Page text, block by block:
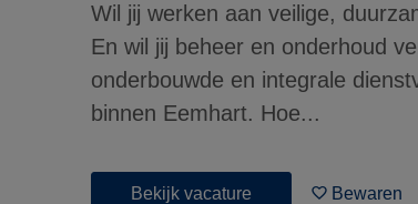
Wil jij werken aan veilige,
En wil jij beheer en onderhoud
onderbouwde en integrale
binnen Eemhart. Hoe...
Bekijk vacature Bewaren